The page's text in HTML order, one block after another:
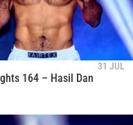
31 JUL
164 – Hasil Dan
anda menyetujui
informasi
kami. Anda dapat
jenis komunikasi ini